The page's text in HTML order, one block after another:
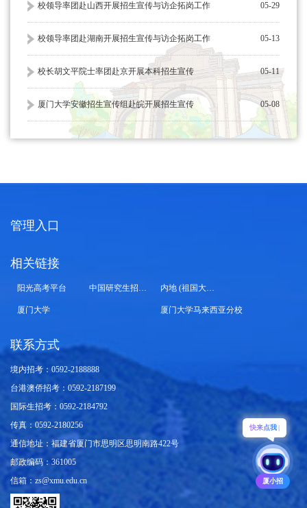
校领导率团赴山西开展招生宣传与访企拓岗工作 05-29
校领导率团赴湖南开展招生宣传与访企拓岗工作 05-13
校长胡文平院士率团赴京开展本科招生宣传 05-11
厦门大学安徽招生宣传组赴皖开展招生宣传 05-08
管理入口
相关链接
阳光高考平台 中国研究生招生信息网 内地 (祖国大陆) 高校面向港澳台招生信息网
厦门大学 厦门大学马来西亚分校
联系方式
境内招考：0592-2188888
台港澳侨招考：0592-2187199
国际生招考：0592-2184792
传真：0592-2180256
通信地址：福建省厦门市思明区思明南路422号
邮政编码：361005
信箱：zs@xmu.edu.cn
快来点
厦小招